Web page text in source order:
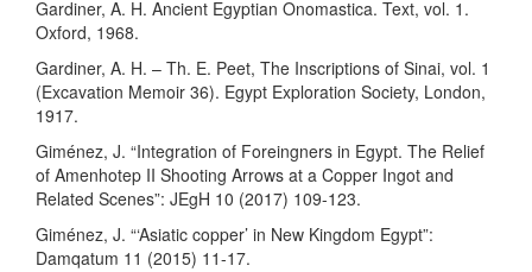
Gardiner, A. H. Ancient Egyptian Onomastica. Text, vol. 1.
Oxford, 1968.
Gardiner, A. H. – Th. E. Peet, The Inscriptions of Sinai, vol. 1
(Excavation Memoir 36). Egypt Exploration Society, London,
1917.
Giménez, J. “Integration of Foreingners in Egypt. The Relief
of Amenhotep II Shooting Arrows at a Copper Ingot and
Related Scenes”: JEgH 10 (2017) 109-123.
Giménez, J. “‘Asiatic copper’ in New Kingdom Egypt”:
Damqatum 11 (2015) 11-17.